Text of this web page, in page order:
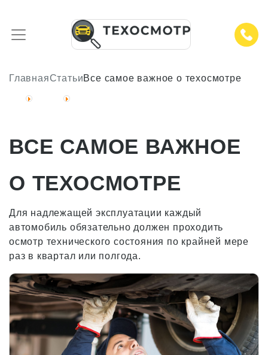
ГлавнаяСтатьиВсе самое важное о техосмотре
ВСЕ САМОЕ ВАЖНОЕ
О ТЕХОСМОТРЕ
Для надлежащей эксплуатации каждый
автомобиль обязательно должен проходить
осмотр технического состояния по крайней мере
раз в квартал или полгода.